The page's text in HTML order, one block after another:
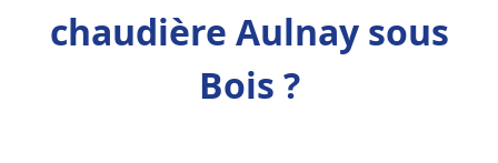
chaudière Aulnay sous
Bois ?